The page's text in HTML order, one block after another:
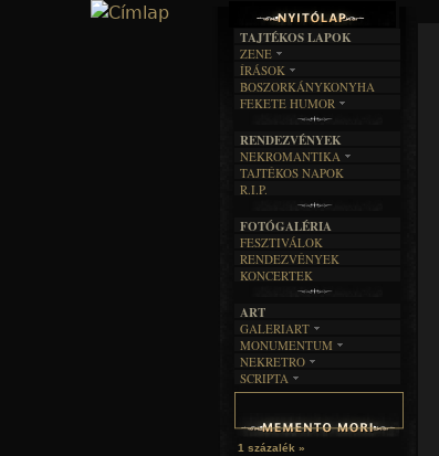
TAJTÉKOS LAPOK
ZENE
EGYÜTTESEK
INTERJÚK
FORDÍTÁSOK
DALSZÖVEGEK
ÍRÁSOK
IRODALOM
FILM
MŰVÉSZET
ÍRÁSTÖRTÉNET
BOSZORKÁNYKONYHA
FEKETE HUMOR
SZÖVEGES
RENDEZVÉNYEK
NEKROMANTIKA
AKTUÁLIS
A MÚLT
TAJTÉKOS NAPOK
R.I.P.
FOTÓGALÉRIA
FESZTIVÁLOK
RENDEZVÉNYEK
KONCERTEK
ART
GALERIART
ARTGALERI
KÉPREGÉNYEK
LAKÁSKULTS
MONUMENTUM
TEMETŐK
TEMPLOMOK
HELYEK
NEKRETRO
SZUBKULT
RELIKVIÁK
SCRIPTA
NOVELLÁK
HALÁLTÁNC
1 százalék »